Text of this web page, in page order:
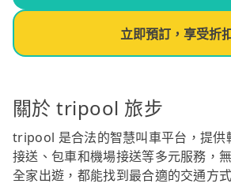
立即預訂，享受折
關於 tripool 旅步
tripool 是合法的智慧叫車平台，提供
接送、包車和機場接送等多元服務，
全家出遊，都能找到最合適的交通方式